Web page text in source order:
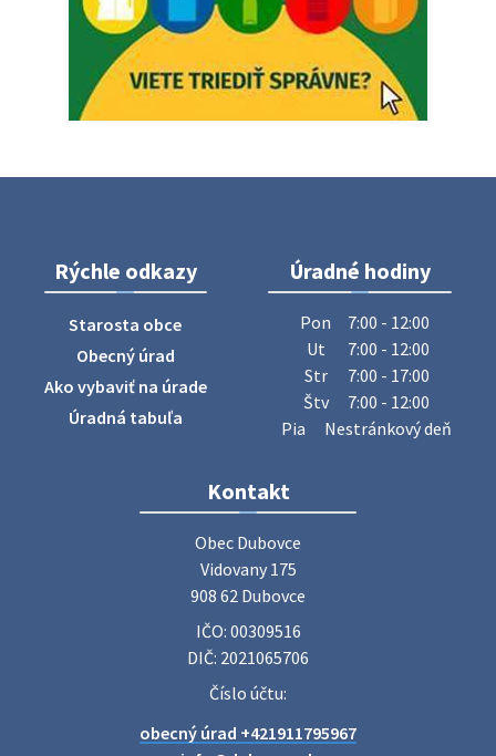
Dnešný zvoz odpadu
Vážený občan, dnes 5. 8. sa zváža komunálny odpad.
5. augusta 2026 05:00
ZBER ŽELEZA
Obecný úrad oznamuje občanom, že v stredu 29. júla 2026
sa v našej obci uskutoční zber železa. Pracovníci Obecného
úradu budú od 8.00 hod. prechádzať obcou a zbierať
železný odpad …
27. júla 2026 06:31
Zájazd do Veľkého Medera
Základná organizácia Únie žien Slovenska Dubovce
srdečne pozýva svoje členky, ich rodinných príslušníkov aj
priateľov na jednodňový zájazd na termálne kúpalisko
Poradne komplexnej pomoci
diskrétne komplexné odborné poradenstvo. Tím
Rýchle odkazy
Starosta obce
Obecný úrad
Ako vybaviť na úrade
Úradná tabuľa
Úradné hodiny
Pon
7:00 - 12:00
Ut
7:00 - 12:00
Str
7:00 - 17:00
Štv
7:00 - 12:00
Pia
Nestránkový deň
Kontakt
Obec Dubovce
Vidovany 175
908 62 Dubovce
IČO: 00309516
DIČ: 2021065706
Číslo účtu:
obecný úrad +421911795967